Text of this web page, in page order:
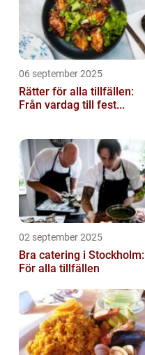
06 september 2025
Rätter för alla tillfällen:
Från vardag till fest...
02 september 2025
Bra catering i Stockholm:
För alla tillfällen